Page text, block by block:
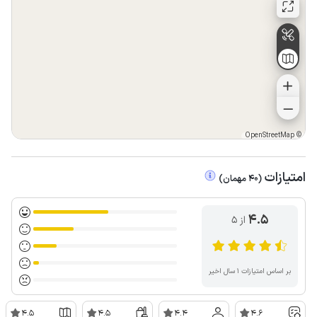
©
OpenStreetMap
امتیازات (
40مهمان)
4.5 از ۵
بر اساس امتیازات ۱ سال اخیر
4.6
4.4
4.5
4.5